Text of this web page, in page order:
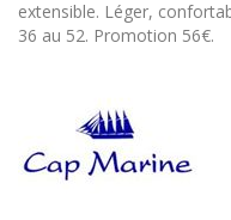
extensible. Léger,
36 au 52. Promotion 56€.